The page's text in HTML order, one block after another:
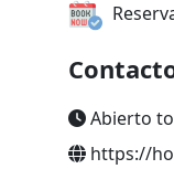
Abierto
https://